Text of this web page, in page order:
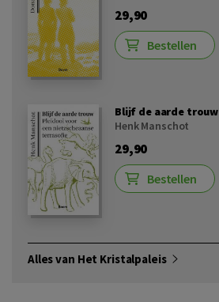
29,90
Bestellen
Blijf de aarde trouw
Henk Manschot
29,90
Bestellen
Alles van Het Kristalpaleis